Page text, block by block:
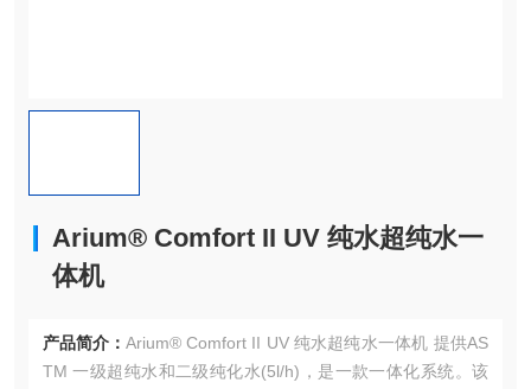
Arium® Comfort II UV 纯水超纯水一
体机
产品简介： Arium® Comfort II UV 纯水超纯水一体机 提供AS
TM 一级超纯水和二级纯化水(5l/h)，是一款一体化系统。该